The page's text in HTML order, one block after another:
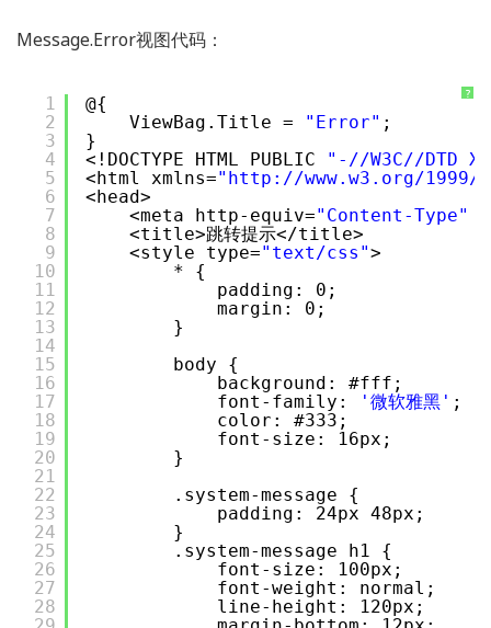
Message.Error视图代码：
?
1
2
3
4
5
6
7
8
9
10
11
12
13
14
15
16
17
18
19
20
21
22
23
24
25
26
27
28
@{
ViewBag.Title =
"Error" ;
}
<!DOCTYPE HTML PUBLIC
"-//W3C//DTD
<html xmlns=" http://www.w3.org/1999/
<head>
<meta http-equiv="Content-Type"
<title>跳转提示</title>
<style type="text/css">
* {
padding: 0;
margin: 0;
}
body {
background: #fff;
font-family:
'微软雅黑' ;
color: #333;
font-size: 16px;
}
.system-message {
padding: 24px 48px;
}
.system-message h1 {
font-size: 100px;
font-weight: normal;
line-height: 120px;